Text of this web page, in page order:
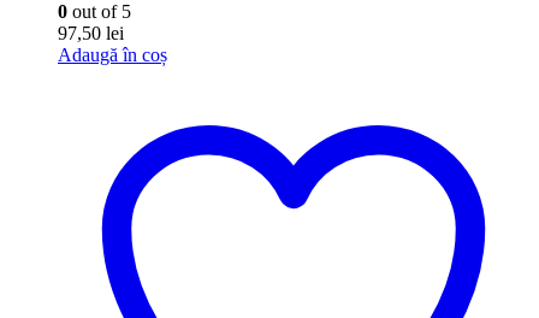
0 out of 5
97,50 lei
Adaugă în coș